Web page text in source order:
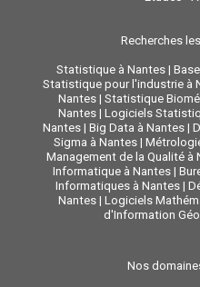
Recherches
Statistique à Nantes|
Statistique pour l'industrie à
Nantes | Statistique
Nantes| Logiciels
Nantes| Big Data à Nantes|
Sigma à Nantes|
Management de la Qualité à
Informatique à Nantes|
Informatiques à Nantes|
Nantes| Logiciels
d'Information
Nos